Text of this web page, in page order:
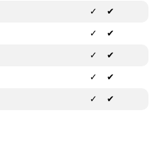
✔
✔
✔
✔
✔